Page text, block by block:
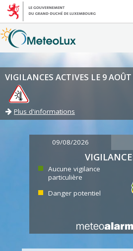
VIGILANCES ACTIVES LE 9 AOÛT
Plus d'informations
09/08/2026
Aucune vigilance
particulière
Danger potentiel